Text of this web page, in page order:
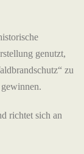
genutzt,
zu
richtet sich an